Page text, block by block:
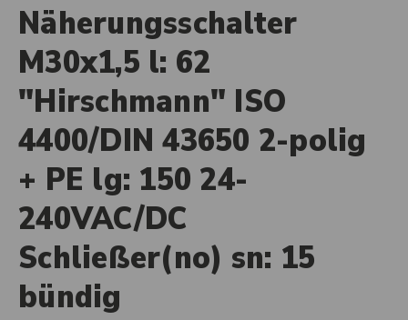
Näherungsschalter
M30x1,5 l: 62
"Hirschmann" ISO
4400/DIN 43650 2-polig
+ PE lg: 150 24-
240VAC/DC
Schließer(no) sn: 15
bündig